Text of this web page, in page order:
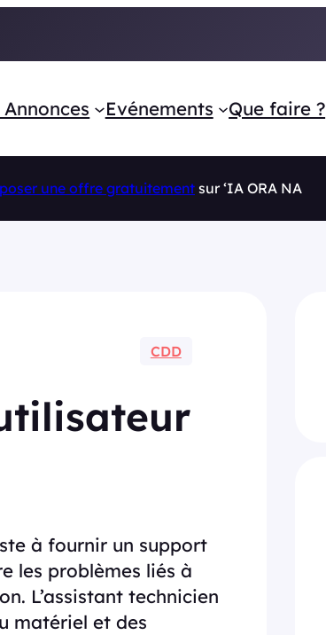
Evénements Que faire ?
une offre gratuitement sur ‘IA ORA NA
CDD
à fournir un support
les problèmes liés à
L’assistant technicien
matériel et des